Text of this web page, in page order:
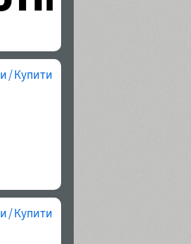
/ Купити
/ Купити